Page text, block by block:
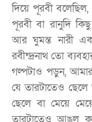
দিয়ে পূরবী
পূরবী বা রানুদি
আর ঘুমন্ত নারী
রবীন্দ্রনাথ তো
গল্পটাও পড়ুন,
যে তারটাতেও
ছেলে বা মেয়ে